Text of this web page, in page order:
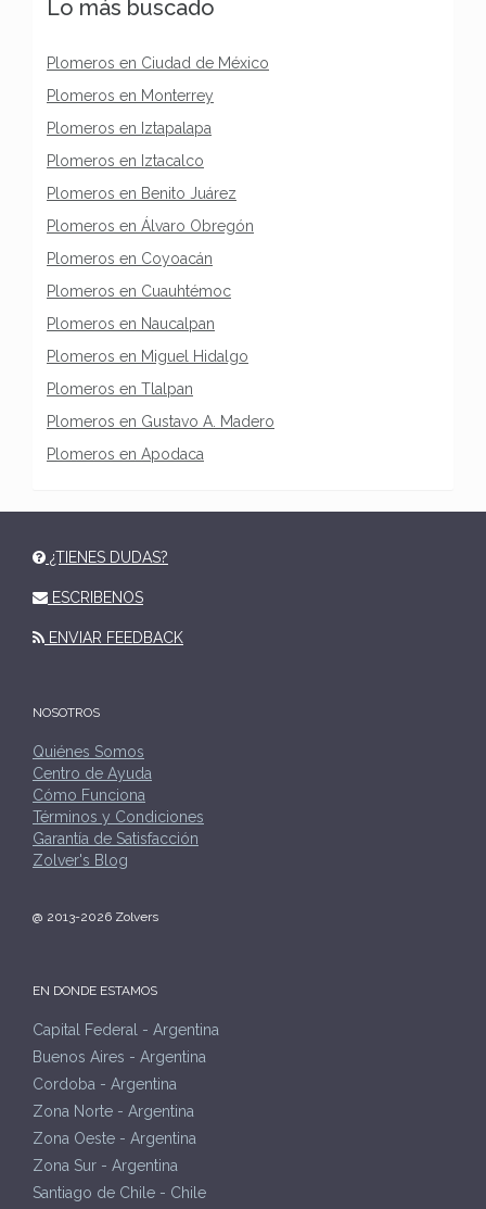
Lo más buscado
Plomeros en Ciudad de México
Plomeros en Monterrey
Plomeros en Iztapalapa
Plomeros en Iztacalco
Plomeros en Benito Juárez
Plomeros en Álvaro Obregón
Plomeros en Coyoacán
Plomeros en Cuauhtémoc
Plomeros en Naucalpan
Plomeros en Miguel Hidalgo
Plomeros en Tlalpan
Plomeros en Gustavo A. Madero
Plomeros en Apodaca
¿TIENES DUDAS?
ESCRIBENOS
ENVIAR FEEDBACK
NOSOTROS
Quiénes Somos
Centro de Ayuda
Cómo Funciona
Términos y Condiciones
Garantía de Satisfacción
Zolver's Blog
@ 2013-2026 Zolvers
EN DONDE ESTAMOS
Capital Federal - Argentina
Buenos Aires - Argentina
Cordoba - Argentina
Zona Norte - Argentina
Zona Oeste - Argentina
Zona Sur - Argentina
Santiago de Chile - Chile